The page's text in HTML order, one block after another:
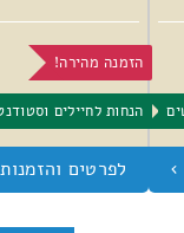
הזמנה מהירה!
הנחות לחיילים